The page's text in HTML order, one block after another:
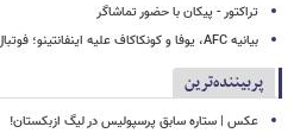
تراکتور - پیکان با حضور تماشاگر
بیانیه AFC، یوفا و کونکاکاف علیه اینفانتینو؛ فوتبال متعلق به یک فرد نیست
پربیننده‌ترین
عکس | ستاره سابق پرسپولیس در لیگ ازبکستان!